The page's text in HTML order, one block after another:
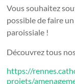
Vous souhaitez
possible de faire
paroissiale !
Découvrez tous
https://
projets/